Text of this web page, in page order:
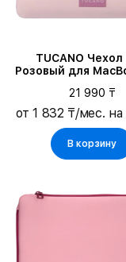
TUCANO Чехол
Розовый для
21 990 ₸
от 1 832 ₸/мес. на
В корзину